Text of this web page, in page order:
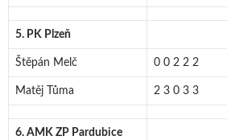
5. PK Plzeň
Štěpán Melč 0 0 2 2 2
Matěj Tůma 2 3 0 3 3
6. AMK ZP Pardubice